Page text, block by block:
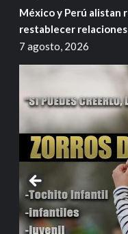
México y Perú alistan
restablecer relaciones
7 agosto, 2026